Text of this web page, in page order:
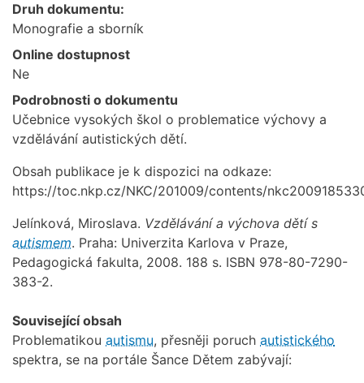
Druh dokumentu:
Monografie a sborník
Online dostupnost
Ne
Podrobnosti o dokumentu
Učebnice vysokých škol o problematice výchovy a
vzdělávání autistických dětí.
Obsah publikace je k dispozici na odkaze:
https://toc.nkp.cz/NKC/201009/contents/
Jelínková, Miroslava. Vzdělávání a výchova dětí s
autismem. Praha: Univerzita Karlova v Praze,
Pedagogická fakulta, 2008. 188 s. ISBN 978-80-7290-
383-2.
Související obsah
Problematikou autismu, přesněji poruch autistického
spektra, se na portále Šance Dětem zabývají: